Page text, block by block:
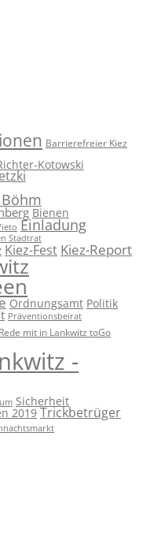
Barrierefreier Kiez
Kotowski
Bienen
Einladung
Stadtrat
Kiez-Fest Kiez-Report
Ordnungsamt Politik
Präventionsbeirat
Rede mit in Lankwitz toGo
-
Sicherheit
2019 Trickbetrüger